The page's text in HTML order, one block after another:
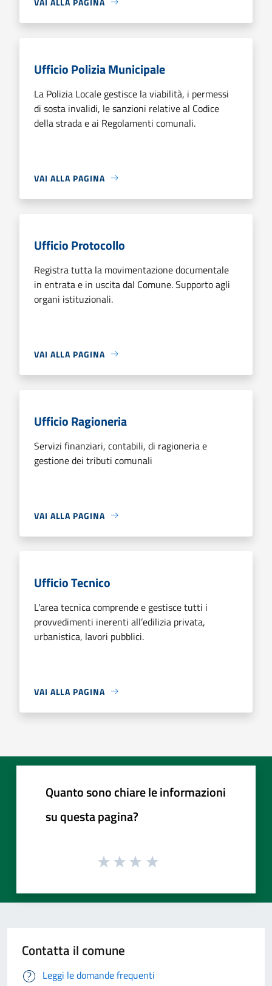
Ufficio Polizia Municipale
La Polizia Locale gestisce la viabilità, i permessi
di sosta invalidi, le sanzioni relative al Codice
della strada e ai Regolamenti comunali.
VAI ALLA PAGINA
Ufficio Protocollo
Registra tutta la movimentazione documentale
in entrata e in uscita dal Comune. Supporto agli
organi istituzionali.
VAI ALLA PAGINA
Ufficio Ragioneria
Servizi finanziari, contabili, di ragioneria e
gestione dei tributi comunali
VAI ALLA PAGINA
Ufficio Tecnico
L'area tecnica comprende e gestisce tutti i
provvedimenti inerenti all’edilizia privata,
urbanistica, lavori pubblici.
VAI ALLA PAGINA
Quanto sono chiare le informazioni
su questa pagina?
Contatta il comune
Leggi le domande frequenti